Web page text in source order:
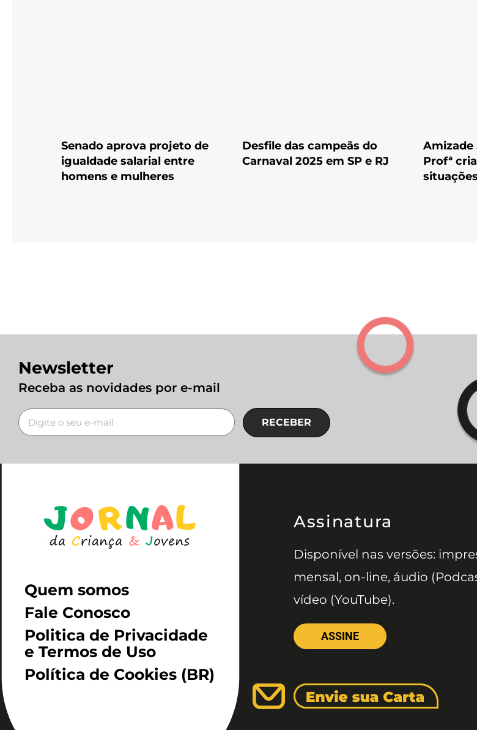
Senado aprova projeto de
igualdade salarial entre
homens e mulheres
Desfile das campeãs do
Carnaval 2025 em SP e RJ
Amizade
Profª
Newsletter
Receba as novidades por e-mail
RECEBER
Quem somos
Fale Conosco
Politica de Privacidade
e Termos de Uso
Política de Cookies (BR)
Assinatura
Disponível nas versões:
mensal, on-line, áudio
vídeo (YouTube).
ASSINE